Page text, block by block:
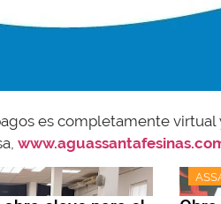
es completamente